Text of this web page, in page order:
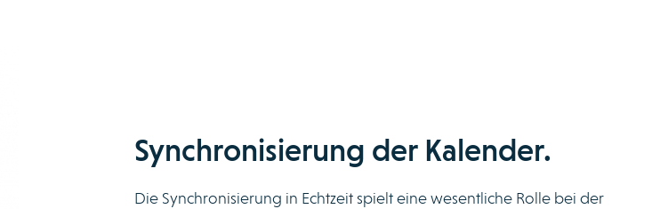
Synchronisierung der Kalender.
Die Synchronisierung in Echtzeit spielt eine wesentliche Rolle bei der